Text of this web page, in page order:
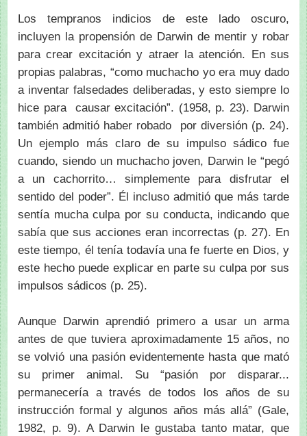
Los tempranos indicios de este lado oscuro,
incluyen la propensión de Darwin de mentir y robar
para crear excitación y atraer la atención. En sus
propias palabras, “como muchacho yo era muy dado
a inventar falsedades deliberadas, y esto siempre lo
hice para causar excitación”. (1958, p. 23). Darwin
también admitió haber robado por diversión (p. 24).
Un ejemplo más claro de su impulso sádico fue
cuando, siendo un muchacho joven, Darwin le “pegó
a un cachorrito… simplemente para disfrutar el
sentido del poder”. Él incluso admitió que más tarde
sentía mucha culpa por su conducta, indicando que
sabía que sus acciones eran incorrectas (p. 27). En
este tiempo, él tenía todavía una fe fuerte en Dios, y
este hecho puede explicar en parte su culpa por sus
impulsos sádicos (p. 25).
Aunque Darwin aprendió primero a usar un arma
antes de que tuviera aproximadamente 15 años, no
se volvió una pasión evidentemente hasta que mató
su primer animal. Su “pasión por disparar...
permanecería a través de todos los años de su
instrucción formal y algunos años más allá” (Gale,
1982, p. 9). A Darwin le gustaba tanto matar, que